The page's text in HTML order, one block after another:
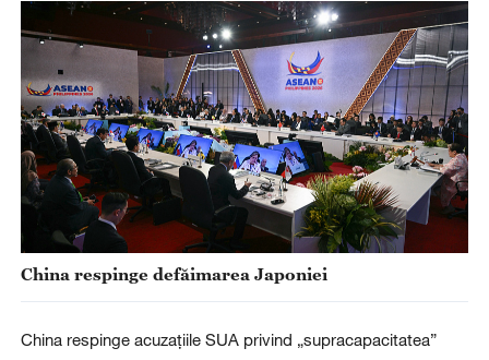
China respinge defăimarea Japoniei
China respinge acuzațiile SUA privind „supracapacitatea”